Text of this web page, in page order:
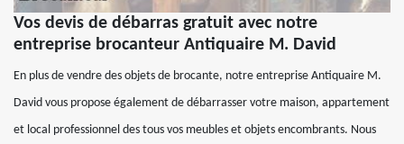
Vos devis de débarras gratuit avec notre
entreprise brocanteur Antiquaire M. David
En plus de vendre des objets de brocante, notre entreprise Antiquaire M.
David vous propose également de débarrasser votre maison, appartement
et local professionnel des tous vos meubles et objets encombrants. Nous